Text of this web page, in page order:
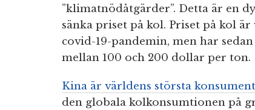
”klimatnödåtgärder”. Detta är en
sänka priset på kol. Priset på kol
covid-19-pandemin, men har
mellan 100 och 200 dollar per ton.
Kina är världens största
den globala kolkonsumtionen på